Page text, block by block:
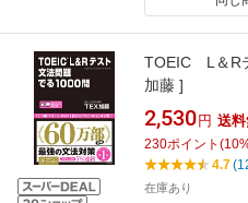
TOEIC L＆R
加藤 ]
2,530 円 送
230ポイント (10
4.7
在庫あり